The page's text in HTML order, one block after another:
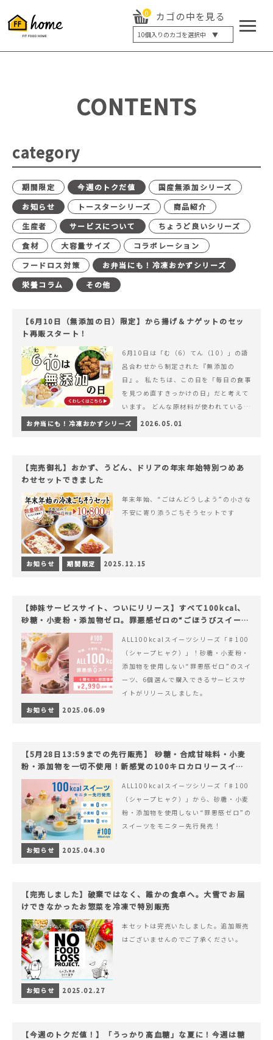
0 カゴの中を見る
10個入りのカゴを選択中 ▼
5個入り
20個入り
最大12%OFF
CONTENTS
category
期間限定 今週のトクだ値
国産無添加シリーズ
お知らせ
トースターシリーズ
商品紹介
生産者
サービスについて
ちょうど良いシリーズ
食材
大容量サイズ
コラボレーション
フードロス対策
お弁当にも！冷凍おかずシリーズ
栄養コラム
その他
【6月10日（無添加の日）限定】から揚げ＆ナゲットのセッ
ト再販スタート！
6月10日は「む（6）てん（10）」の語
呂合わせから制定された『無添加の
日』。 私たちは、この日を「毎日の食事
を見つめ直すきっかけの日」だと考えて
います。 どんな原材料が使われているの
か。 どのようにつくられているのか。&
hellip; 続きを読む 【6月10日（無添加
お弁当にも！冷凍おかずシリーズ 2026.05.01
【完売御礼】おかず、うどん、ドリアの年末年始特別つめあ
わせセットできました
年末年始、“ごはんどうしよう”の小さな
不安に寄り添うごちそうセットです
お知らせ 期間限定 2025.12.15
【姉妹サービスサイト、ついにリリース】すべて100kcal、
砂糖・小麦粉・添加物ゼロ。罪悪感ゼロの“ごほうびスイー
ツ”『#100（シャープ100）』
ALL100kcalスイーツシリーズ「♯100
（シャープヒャク）」！砂糖・小麦粉・
添加物を使用しない“罪悪感ゼロ”のスイ
ーツ、6個選んで購入できるサービスサ
イトがリリースしました。
お知らせ
2025.06.09
【5月28日13:59までの先行販売】 砂糖・合成甘味料・小麦
粉・添加物を一切不使用！新感覚の100キロカロリースイー
ツでヘルシーライフを。
ALL100kcalスイーツシリーズ「♯100
（シャープヒャク）」から、砂糖・小麦
粉・添加物を使用しない“罪悪感ゼロ”の
スイーツをモニター先行発売！
お知らせ 2025.04.30
【完売しました】破棄ではなく、誰かの食卓へ。大雪でお届
けできなかったお惣菜を冷凍で特別販売
本セットは完売いたしました。追加販売
はございませんのでご了承ください。
お知らせ 2025.02.27
【今週のトクだ値！】「うっかり高血糖」な夏に！今週は糖